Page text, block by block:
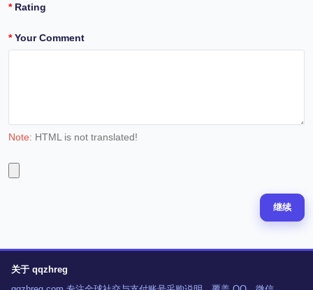
Rating
Your Comment
Note: HTML is not translated!
继续
关于 qqzhreg